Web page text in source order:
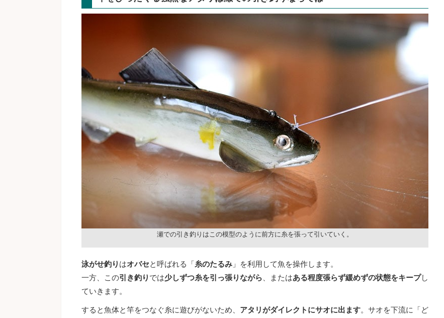
瀬での引き釣りはこの模型のように前方に糸を張って引いていく。
泳がせ釣り はオバセと呼ばれる「糸のたるみ 」を利用して魚を操作します。
一方、この引き釣り では少しずつ糸を引っ張りながら 、またはある程度張らず緩めずの状態をキープし
ていきます。
すると魚体と竿をつなぐ糸に遊びがないため、 アタリがダイレクトにサオに出ます。サオを下流に「ど